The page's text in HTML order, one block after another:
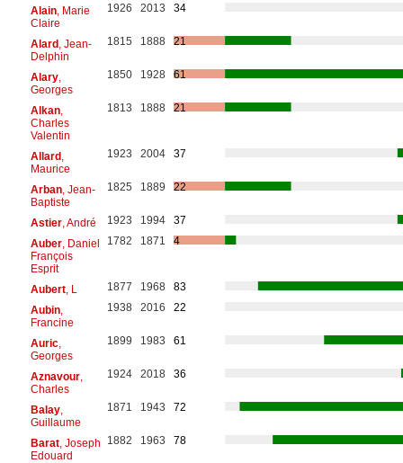
Alain, Marie
Claire
1926 2013 34
Alard, Jean-
Delphin
1815 1888 21
Alary,
Georges
1850 1928 61
Alkan,
Charles
Valentin
1813 1888 21
Allard,
Maurice
1923 2004 37
Arban, Jean-
Baptiste
1825 1889 22
Astier, André 1923 1994
37
Auber, Daniel
François
Esprit
1782 1871 4
Aubert, L 1877 1968
83
Aubin,
Francine
1938 2016 22
Auric,
Georges
1899 1983 61
Aznavour,
Charles
1924 2018 36
Balay,
Guillaume
1871 1943 72
Barat, Joseph
Edouard
1882 1963 78